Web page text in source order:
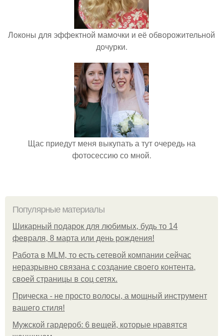
Локоны для эффектной мамочки и её обворожительной
дочурки.
Щас приедут меня выкупать а тут очередь на
фотосессию со мной.
Популярные материалы
Шикарный подарок для любимых, будь то 14
февраля, 8 марта или день рождения!
Работа в MLM, то есть сетевой компании сейчас
неразрывно связана с создание своего контента,
своей страницы в соц сетях.
Прическа - не просто волосы, а мощный инструмент
вашего стиля!
Мужской гардероб: 6 вещей, которые нравятся